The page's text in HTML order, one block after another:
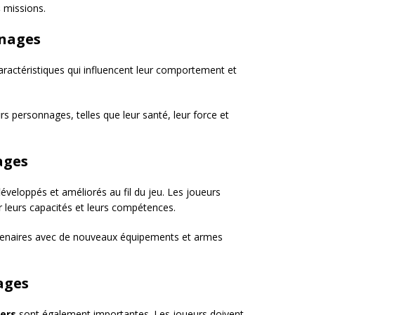
qui influencent leur comportement et
personnages, telles que leur santé, leur force et
et améliorés au fil du jeu. Les joueurs
capacités et leurs compétences.
avec de nouveaux équipements et armes